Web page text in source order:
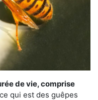
de vie, comprise
qui est des guêpes